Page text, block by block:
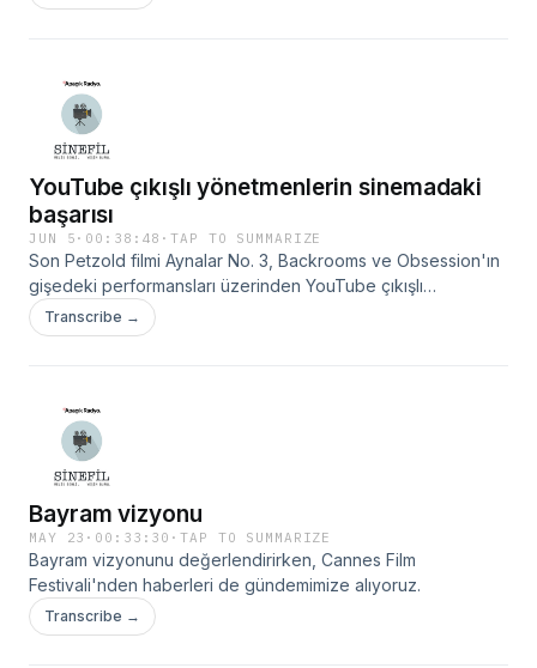
YouTube çıkışlı yönetmenlerin sinemadaki
başarısı
JUN 5 · 00:38:48 ·TAP TO SUMMARIZE
Son Petzold filmi Aynalar No. 3, Backrooms ve Obsession'ın
gişedeki performansları üzerinden YouTube çıkışlı
yönetmenlerin sinemadaki başarısı, 29. Uçan Süpürge Film
Festivali ve Cannes'daki ödüller üzerine konuşuyoruz.
Transcribe →
Bayram vizyonu
MAY 23 · 00:33:30 ·TAP TO SUMMARIZE
Bayram vizyonunu değerlendirirken, Cannes Film
Festivali'nden haberleri de gündemimize alıyoruz.
Transcribe →